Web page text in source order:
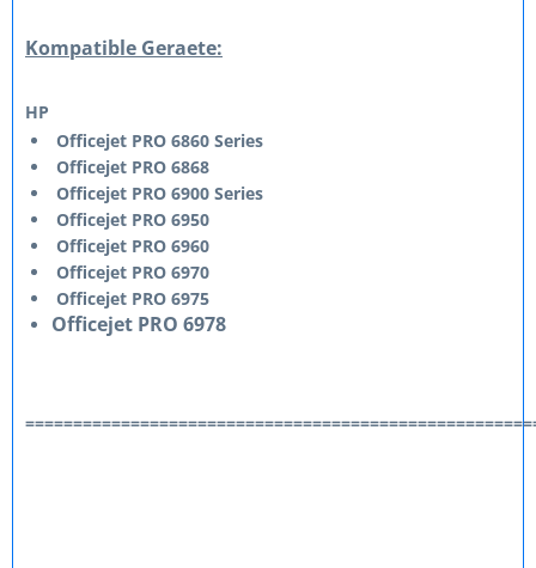
Kompatible Geraete:
HP
Officejet PRO 6860 Series
Officejet PRO 6868
Officejet PRO 6900 Series
Officejet PRO 6950
Officejet PRO 6960
Officejet PRO 6970
Officejet PRO 6975
Officejet PRO 6978